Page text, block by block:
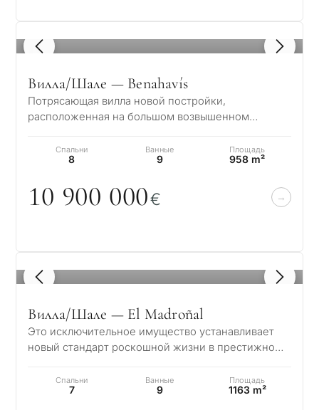
1 / 8
Вилла/Шале — Benahavís
Потрясающая вилла новой постройки,
расположенная на большом возвышенном
изысканный обра…
Спальни
8
Ванные
9
Площадь
958 m²
10 900 000€
1 / 8
Вилла/Шале — El Madroñal
Это исключительное имущество устанавливает
новый стандарт роскошной жизни в престижном
Спальни
7
Ванные
9
Площадь
1163 m²